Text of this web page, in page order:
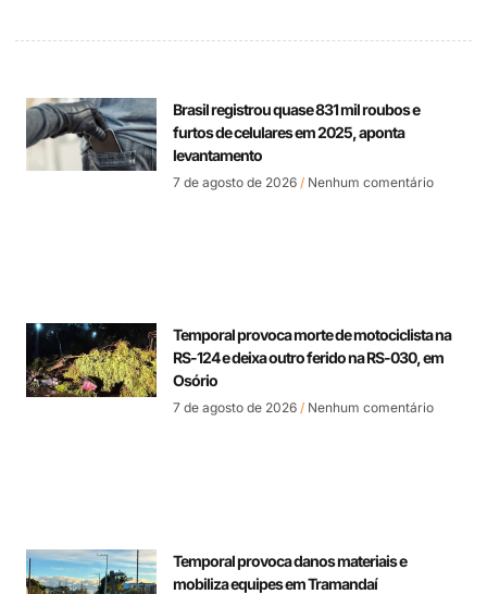
Brasil registrou quase 831 mil roubos e
furtos de celulares em 2025, aponta
levantamento
7 de agosto de 2026 Nenhum comentário
Temporal provoca morte de motociclista na
RS-124 e deixa outro ferido na RS-030, em
Osório
7 de agosto de 2026 Nenhum comentário
Temporal provoca danos materiais e
mobiliza equipes em Tramandaí